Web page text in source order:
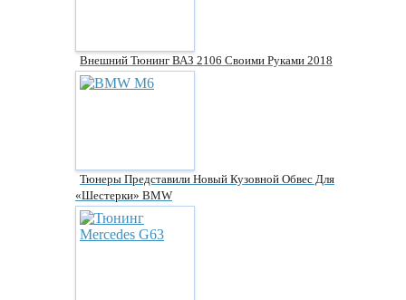
Внешний Тюнинг ВАЗ 2106 Своими Руками 2018
Тюнеры Представили Новый Кузовной Обвес Для
«шестерки» BMW